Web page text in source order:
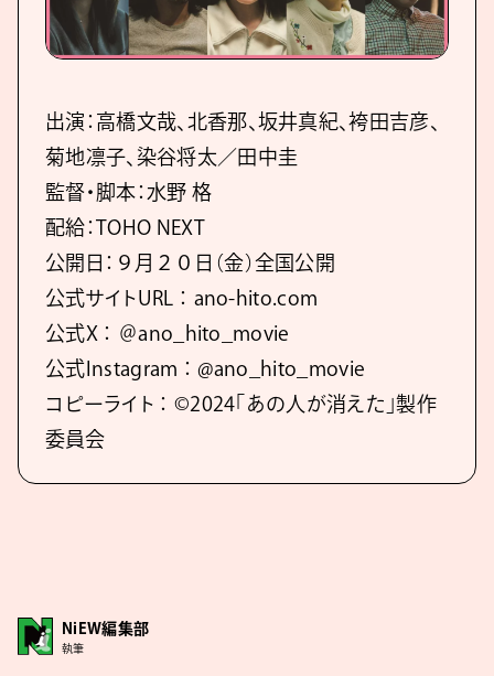
出演：高橋文哉、北香那、坂井真紀、袴田吉彦、
菊地凛子、染谷将太／田中圭
監督・脚本：水野 格
配給：TOHO NEXT
公開日：９月２０日（金）全国公開
公式サイトURL ： ano-hito.com
公式X ： ＠ano_hito_movie
公式Instagram ： @ano_hito_movie
コピーライト ： ©2024「あの人が消えた」製作
委員会
NiEW編集部
執筆